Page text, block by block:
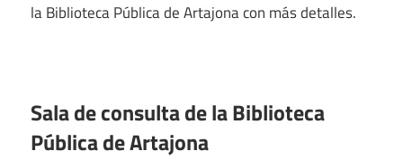
la Biblioteca Pública de Artajona con más detalles.
Sala de consulta de la Biblioteca
Pública de Artajona